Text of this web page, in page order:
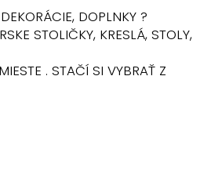
DOPLNKY ?
STOLIČKY, KRESLÁ, STOLY,
. STAČÍ SI VYBRAŤ Z